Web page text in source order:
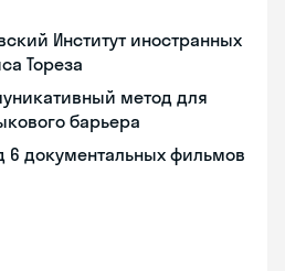
Институт иностранных
Тореза
метод для
барьера
6 документальных фильмов